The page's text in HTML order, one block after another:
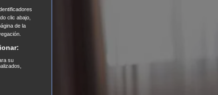
clic abajo,
de la
su